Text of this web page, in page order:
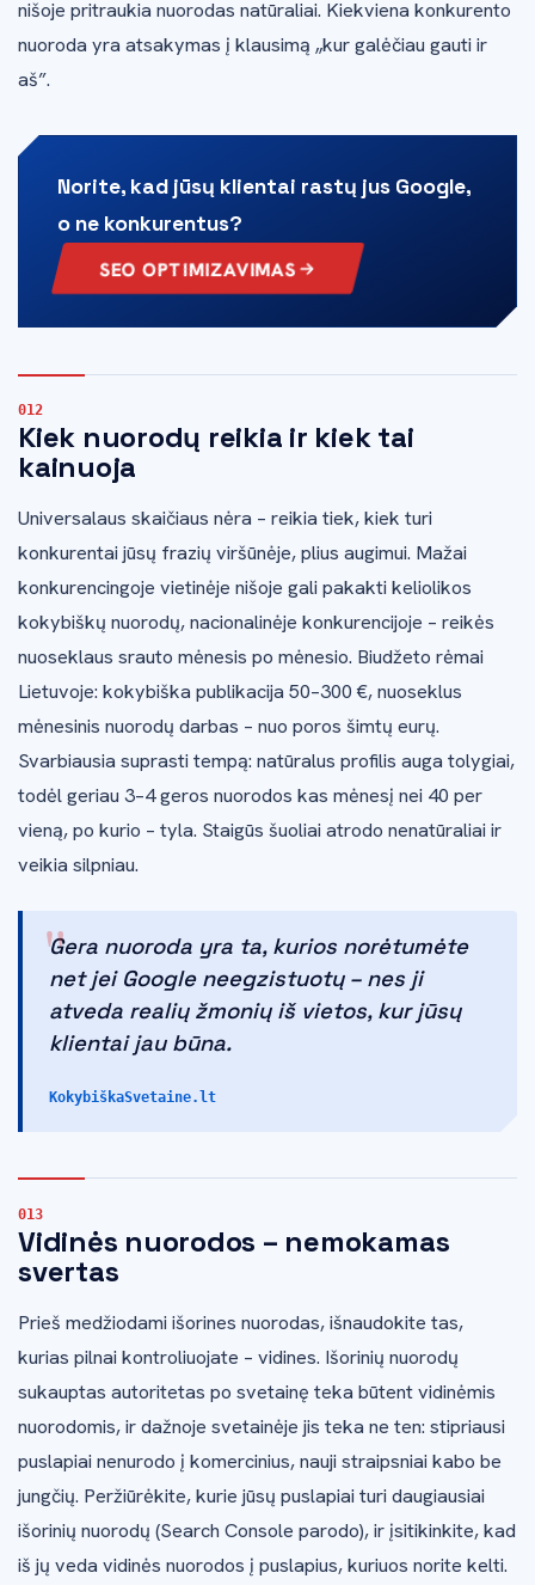
nišoje pritraukia nuorodas natūraliai. Kiekviena konkurento
nuoroda yra atsakymas į klausimą „kur galėčiau gauti ir
aš”.
Norite, kad jūsų klientai rastų jus Google,
o ne konkurentus?
SEO OPTIMIZAVIMAS
Kiek nuorodų reikia ir kiek tai
kainuoja
Universalaus skaičiaus nėra – reikia tiek, kiek turi
konkurentai jūsų frazių viršūnėje, plius augimui. Mažai
konkurencingoje vietinėje nišoje gali pakakti keliolikos
kokybiškų nuorodų, nacionalinėje konkurencijoje – reikės
nuoseklaus srauto mėnesis po mėnesio. Biudžeto rėmai
Lietuvoje: kokybiška publikacija 50–300 €, nuoseklus
mėnesinis nuorodų darbas – nuo poros šimtų eurų.
Svarbiausia suprasti tempą: natūralus profilis auga tolygiai,
todėl geriau 3–4 geros nuorodos kas mėnesį nei 40 per
vieną, po kurio – tyla. Staigūs šuoliai atrodo nenatūraliai ir
veikia silpniau.
"
Gera nuoroda yra ta, kurios norėtumėte
net jei Google neegzistuotų – nes ji
atveda realių žmonių iš vietos, kur jūsų
klientai jau būna.
KokybiškaSvetaine.lt
Vidinės nuorodos – nemokamas
svertas
Prieš medžiodami išorines nuorodas, išnaudokite tas,
kurias pilnai kontroliuojate – vidines. Išorinių nuorodų
sukauptas autoritetas po svetainę teka būtent vidinėmis
nuorodomis, ir dažnoje svetainėje jis teka ne ten: stipriausi
puslapiai nenurodo į komercinius, nauji straipsniai kabo be
jungčių. Peržiūrėkite, kurie jūsų puslapiai turi daugiausiai
išorinių nuorodų (Search Console parodo), ir įsitikinkite, kad
iš jų veda vidinės nuorodos į puslapius, kuriuos norite kelti.